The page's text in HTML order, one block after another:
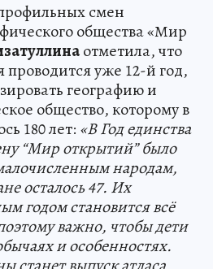
смен
общества «Мир
отметила, что
уже 12-й год,
географию и
общество, которому в
180 лет: «В Год единства
“Мир открытий” было
народам,
осталось 47. Их
годом становится всё
важно, чтобы дети
и особенностях.